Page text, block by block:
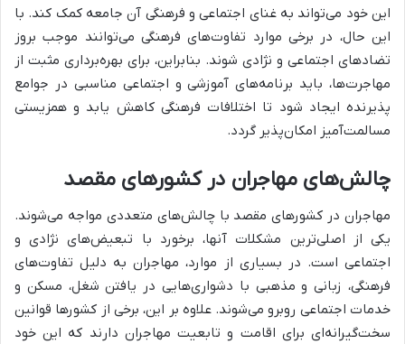
این خود می‌تواند به غنای اجتماعی و فرهنگی آن جامعه کمک کند. با
این حال، در برخی موارد تفاوت‌های فرهنگی می‌توانند موجب بروز
تضادهای اجتماعی و نژادی شوند. بنابراین، برای بهره‌برداری مثبت از
مهاجرت‌ها، باید برنامه‌های آموزشی و اجتماعی مناسبی در جوامع
پذیرنده ایجاد شود تا اختلافات فرهنگی کاهش یابد و همزیستی
مسالمت‌آمیز امکان‌پذیر گردد.
چالش‌های مهاجران در کشورهای مقصد
مهاجران در کشورهای مقصد با چالش‌های متعددی مواجه می‌شوند.
یکی از اصلی‌ترین مشکلات آنها، برخورد با تبعیض‌های نژادی و
اجتماعی است. در بسیاری از موارد، مهاجران به دلیل تفاوت‌های
فرهنگی، زبانی و مذهبی با دشواری‌هایی در یافتن شغل، مسکن و
خدمات اجتماعی روبرو می‌شوند. علاوه بر این، برخی از کشورها قوانین
سخت‌گیرانه‌ای برای اقامت و تابعیت مهاجران دارند که این خود